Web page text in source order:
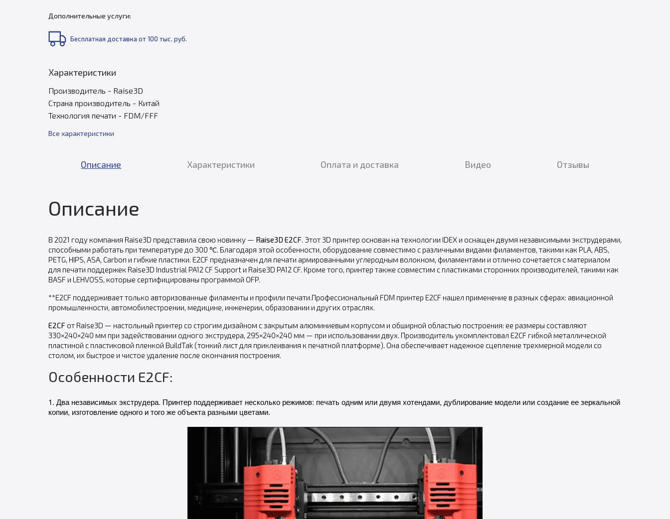
Дополнительные услуги:
Бесплатная доставка от 100 тыс. руб.
Характеристики
Производитель - Raise3D
Страна производитель - Китай
Технология печати - FDM/FFF
Все характеристики
Описание Характеристики Оплата и доставка Видео Отзывы
Описание
В 2021 году компания Raise3D представила свою новинку — Raise3D E2CF. Этот 3D принтер основан на технологии IDEX и оснащен двумя независимыми экструдерами,
способными работать при температуре до 300 ℃. Благодаря этой особенности, оборудование совместимо с различными видами филаментов, такими как PLA, ABS,
PETG, HIPS, ASA, Carbon и гибкие пластики. E2CF предназначен для печати армированными углеродным волокном, филаментами и отлично сочетается с материалом
для печати поддержек Raise3D Industrial PA12 CF Support и Raise3D PA12 CF. Кроме того, принтер также совместим с пластиками сторонних производителей, такими как
BASF и LEHVOSS, которые сертифицированы программой OFP.
**E2CF поддерживает только авторизованные филаменты и профили печати.Профессиональный FDM принтер E2CF нашел применение в разных сферах: авиационной
промышленности, автомобилестроении, медицине, инженерии, образовании и других отраслях.
E2CF от Raise3D — настольный принтер со строгим дизайном с закрытым алюминиевым корпусом и обширной областью построения: ее размеры составляют
330×240×240 мм при задействовании одного экструдера, 295×240×240 мм — при использовании двух. Производитель укомплектовал E2CF гибкой металлической
пластиной с пластиковой пленкой BuildTak (тонкий лист для приклеивания к печатной платформе). Она обеспечивает надежное сцепление трехмерной модели со
столом, их быстрое и чистое удаление после окончания построения.
Особенности E2CF:
1. Два независимых экструдера. Принтер поддерживает несколько режимов: печать одним или двумя хотендами, дублирование модели или создание ее зеркальной
копии, изготовление одного и того же объекта разными цветами.